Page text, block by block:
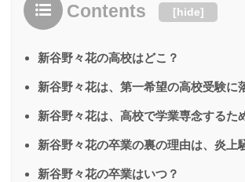
Contents [hide]
新谷野々花の高校はどこ？
新谷野々花は、第一希望の高校受験に
新谷野々花は、高校で学業専念するた
新谷野々花の卒業の裏の理由は、炎上
新谷野々花の卒業はいつ？